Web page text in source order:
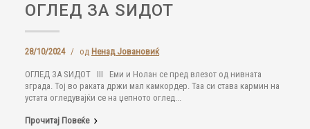
ОГЛЕД ЗА ЅИДОТ
28/10/2024 / од Ненад Јовановиќ
ОГЛЕД ЗА ЅИДОТ III Еми и Нолан се пред влезот од нивната
зграда. Тој во раката држи мал камкордер. Таа си става кармин на
устата огледувајќи се на џепното оглед...
Прочитај Повеќе